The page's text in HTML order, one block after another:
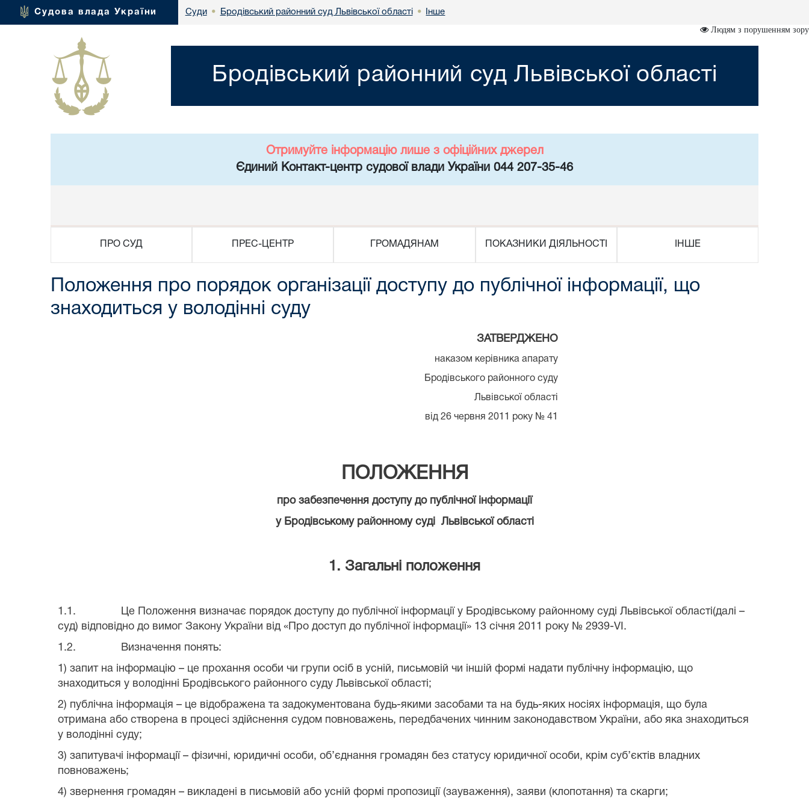
Судова влада України Суди • Бродівський районний суд Львівської області • Інше
Людям з порушенням зору
Бродівський районний суд Львівської області
Отримуйте інформацію лише з офіційних джерел
Єдиний Контакт-центр судової влади України 044 207-35-46
ПРО СУД ПРЕС-ЦЕНТР ГРОМАДЯНАМ ПОКАЗНИКИ ДІЯЛЬНОСТІ ІНШЕ
Положення про порядок організації доступу до публічної інформації, що
знаходиться у володінні суду
ЗАТВЕРДЖЕНО
наказом керівника апарату
Бродівського районного суду
Львівської області
від 26 червня 2011 року № 41
ПОЛОЖЕННЯ
про забезпечення доступу до публічної інформації
у Бродівському районному суді Львівської області
1. Загальні положення
1.1. Це Положення визначає порядок доступу до публічної інформації у Бродівському районному суді Львівської області(далі –
суд) відповідно до вимог Закону України від «Про доступ до публічної інформації» 13 січня 2011 року № 2939-VI.
1.2. Визначення понять:
1) запит на інформацію – це прохання особи чи групи осіб в усній, письмовій чи іншій формі надати публічну інформацію, що
знаходиться у володінні Бродівського районного суду Львівської області;
2) публічна інформація – це відображена та задокументована будь-якими засобами та на будь-яких носіях інформація, що була
отримана або створена в процесі здійснення судом повноважень, передбачених чинним законодавством України, або яка знаходиться
у володінні суду;
3) запитувачі інформації – фізичні, юридичні особи, об’єднання громадян без статусу юридичної особи, крім суб’єктів владних
повноважень;
4) звернення громадян – викладені в письмовій або усній формі пропозиції (зауваження), заяви (клопотання) та скарги;